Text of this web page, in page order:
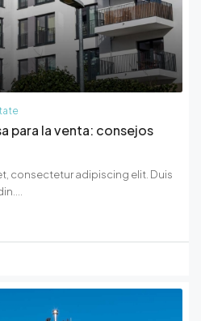
para la venta: consejos
consectetur adipiscing elit. Duis